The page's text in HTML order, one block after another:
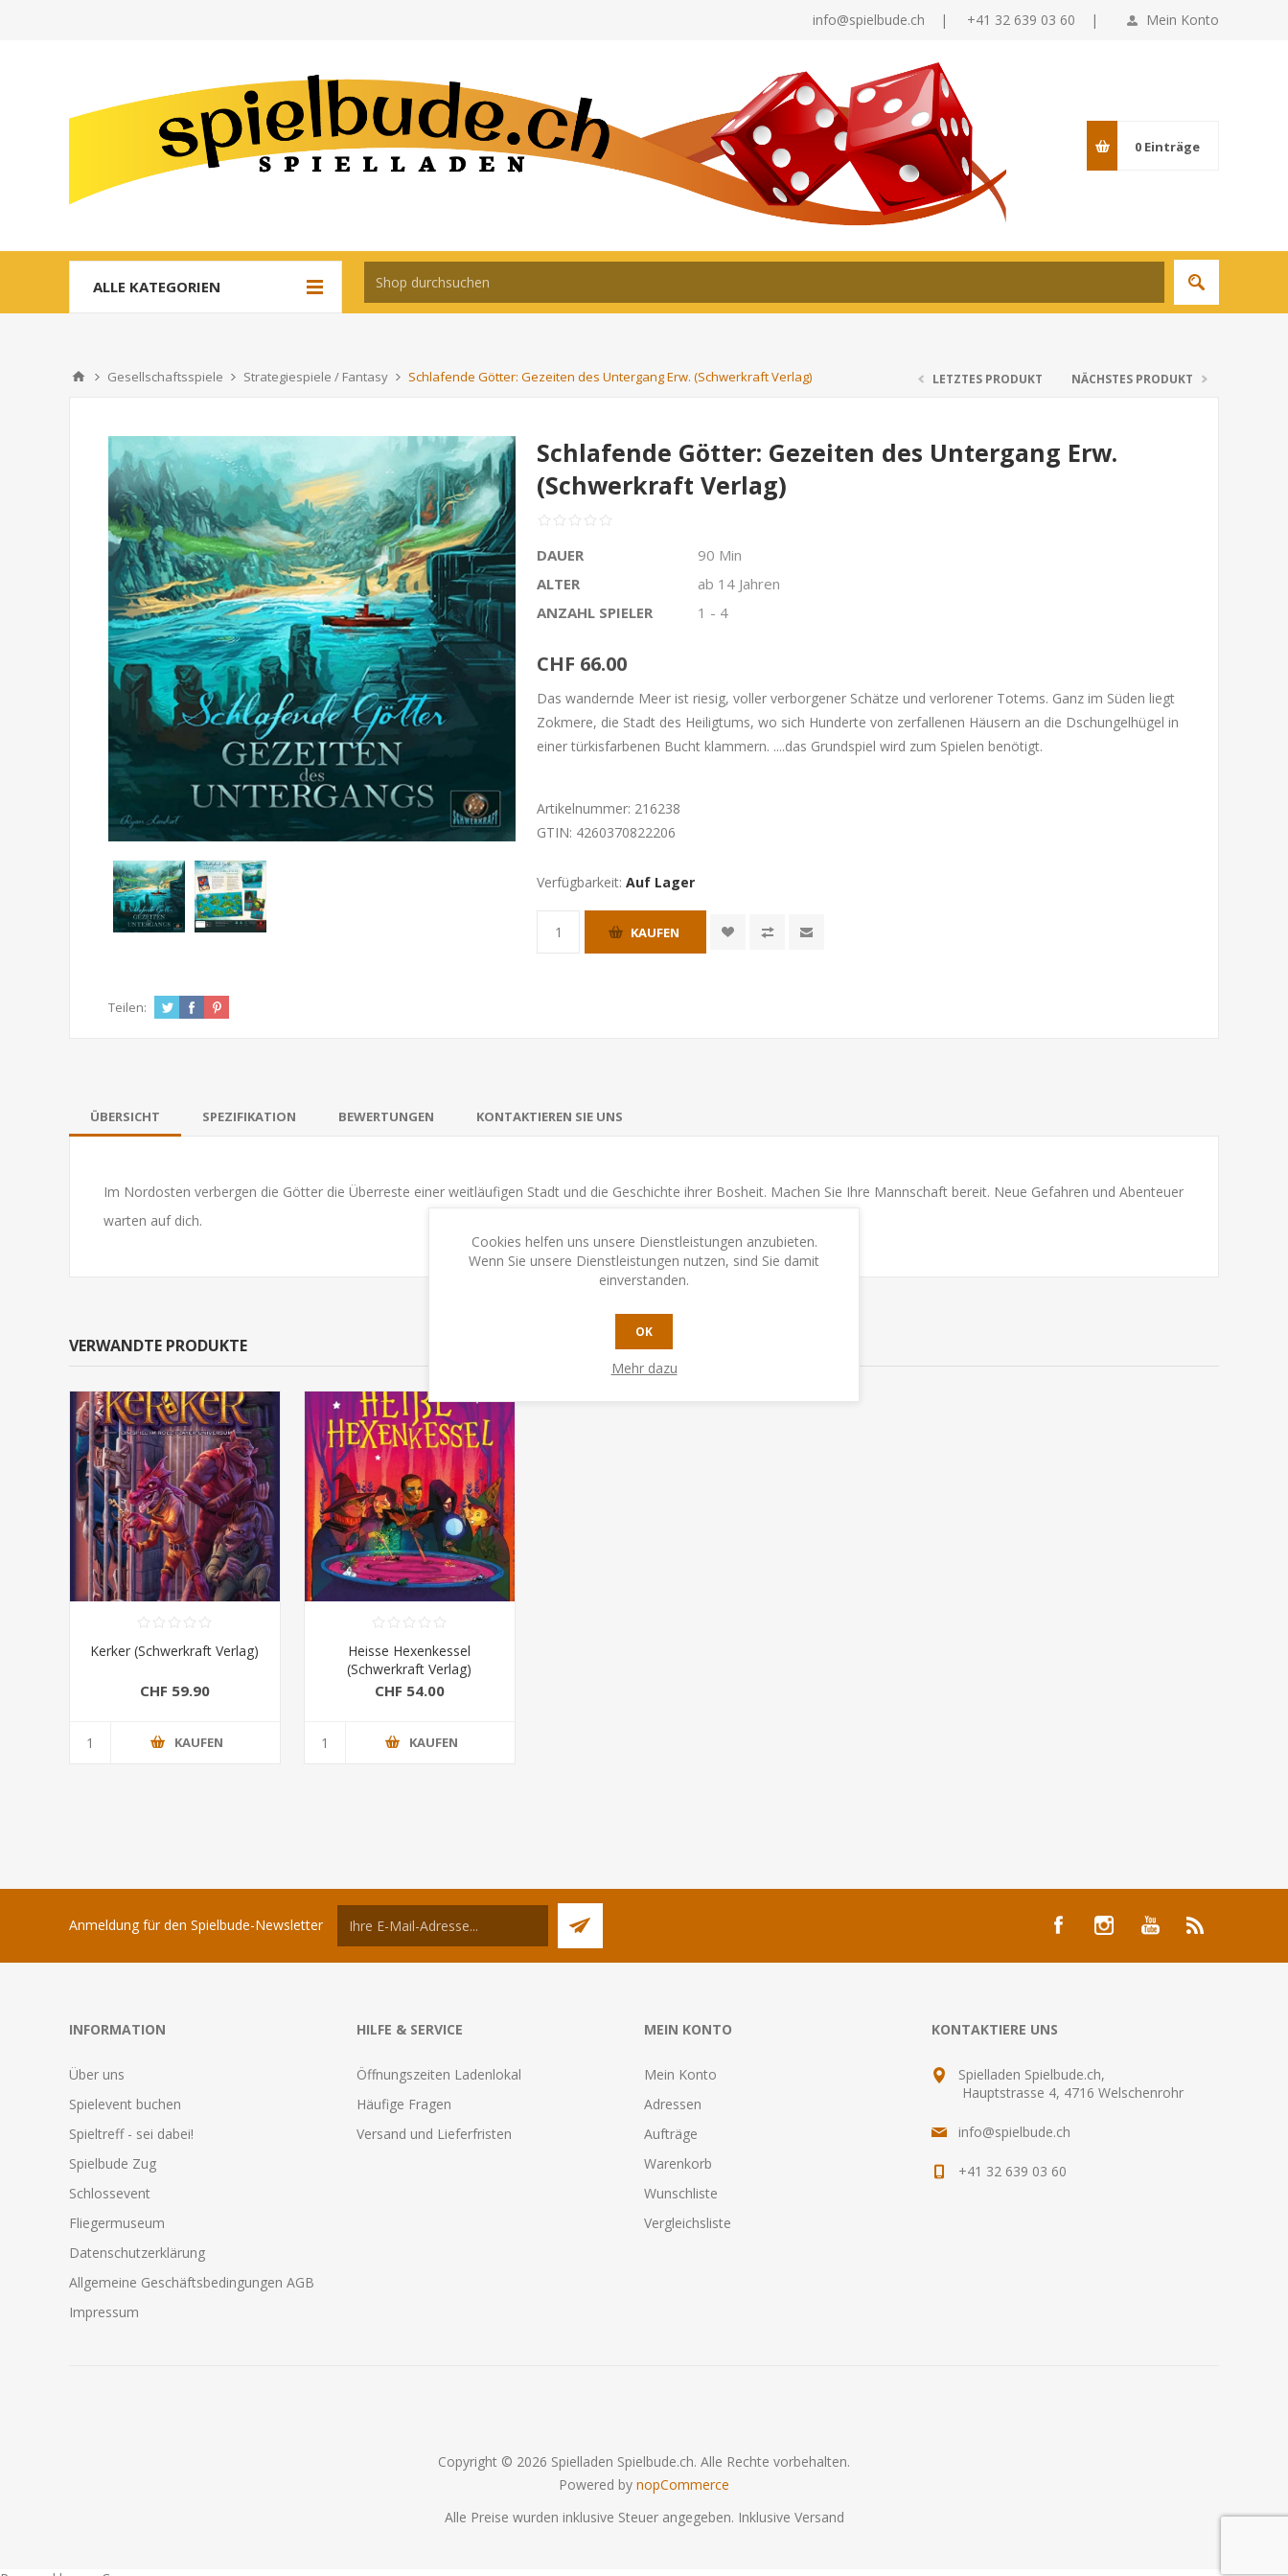
Mein Konto
info@spielbude.ch | +41 32 639 03 60 |
0 Einträge
ALLE KATEGORIEN
Gesellschaftsspiele Strategiespiele / Fantasy Schlafende Götter: Gezeiten des Untergang Erw. (Schwerkraft Verlag) LETZTES PRODUKT NÄCHSTES PRODUKT
Schlafende Götter: Gezeiten des Untergang Erw.
(Schwerkraft Verlag)
DAUER
90 Min
ALTER
ab 14 Jahren
ANZAHL SPIELER
1 - 4
CHF 66.00
Das wandernde Meer ist riesig, voller verborgener Schätze und verlorener Totems. Ganz im Süden liegt
Zokmere, die Stadt des Heiligtums, wo sich Hunderte von zerfallenen Häusern an die Dschungelhügel in
einer türkisfarbenen Bucht klammern. ....das Grundspiel wird zum Spielen benötigt.
Artikelnummer: 216238
GTIN: 4260370822206
Verfügbarkeit: Auf Lager
KAUFEN
Teilen:
ÜBERSICHT SPEZIFIKATION BEWERTUNGEN KONTAKTIEREN SIE UNS
Im Nordosten verbergen die Götter die Überreste einer weitläufigen Stadt und die Geschichte ihrer Bosheit. Machen Sie Ihre Mannschaft bereit. Neue Gefahren und Abenteuer
warten auf dich.
VERWANDTE PRODUKTE
Kerker (Schwerkraft Verlag)
CHF 59.90
KAUFEN
Heisse Hexenkessel
(Schwerkraft Verlag)
CHF 54.00
KAUFEN
Anmeldung für den Spielbude-Newsletter
INFORMATION
Über uns
Spielevent buchen
Spieltreff - sei dabei!
Spielbude Zug
Schlossevent
Fliegermuseum
Datenschutzerklärung
Allgemeine Geschäftsbedingungen AGB
Impressum
HILFE & SERVICE
Öffnungszeiten Ladenlokal
Häufige Fragen
Versand und Lieferfristen
MEIN KONTO
Mein Konto
Adressen
Aufträge
Warenkorb
Wunschliste
Vergleichsliste
KONTAKTIERE UNS
Spielladen Spielbude.ch,
Hauptstrasse 4, 4716 Welschenrohr
info@spielbude.ch
+41 32 639 03 60
Copyright © 2026 Spielladen Spielbude.ch. Alle Rechte vorbehalten.
Powered by nopCommerce
Alle Preise wurden inklusive Steuer angegeben. Inklusive Versand
Cookies helfen uns unsere Dienstleistungen anzubieten.
Wenn Sie unsere Dienstleistungen nutzen, sind Sie damit
einverstanden.
OK
Mehr dazu